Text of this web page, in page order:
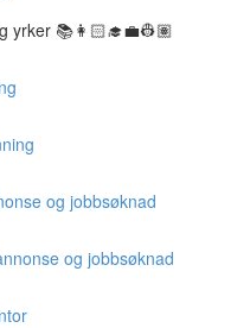
yrker 📚👩🏻‍🎓💼👷🏽
og jobbsøknad
og jobbsøknad